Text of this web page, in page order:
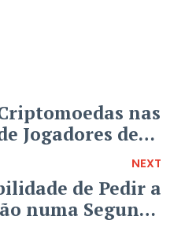
nas
Jogadores de
NEXT
de Pedir a
numa Segunda